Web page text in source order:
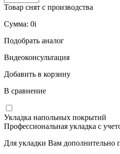
Товар снят с производства
Сумма: 0i
Подобрать аналог
Видеоконсультация
Добавить в корзину
В сравнение
Укладка напольных покрытий
Профессиональная укладка с
Для укладки Вам дополнительно